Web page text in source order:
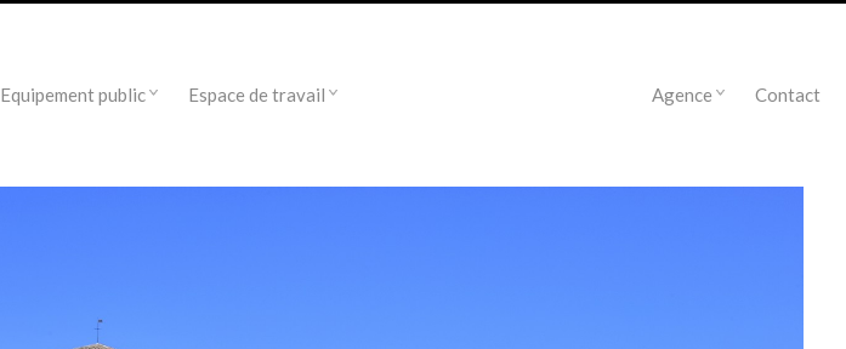
Equipement public Espace de travail Agence Contact